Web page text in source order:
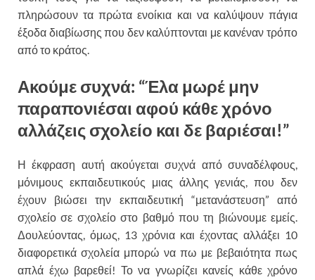
πληρώσουν τα πρώτα ενοίκια και να καλύψουν πάγια
έξοδα διαβίωσης που δεν καλύπτονται με κανέναν τρόπο
από το κράτος.
Ακούμε συχνά: “Έλα μωρέ μην
παραπονιέσαι αφού κάθε χρόνο
αλλάζεις σχολείο και δε βαριέσαι!”
Η έκφραση αυτή ακούγεται συχνά από συναδέλφους,
μόνιμους εκπαιδευτικούς μιας άλλης γενιάς, που δεν
έχουν βιώσει την εκπαιδευτική “μετανάστευση” από
σχολείο σε σχολείο στο βαθμό που τη βιώνουμε εμείς.
Δουλεύοντας, όμως, 13 χρόνια και έχοντας αλλάξει 10
διαφορετικά σχολεία μπορώ να πω με βεβαιότητα πως
απλά έχω βαρεθεί! Το να γνωρίζει κανείς κάθε χρόνο